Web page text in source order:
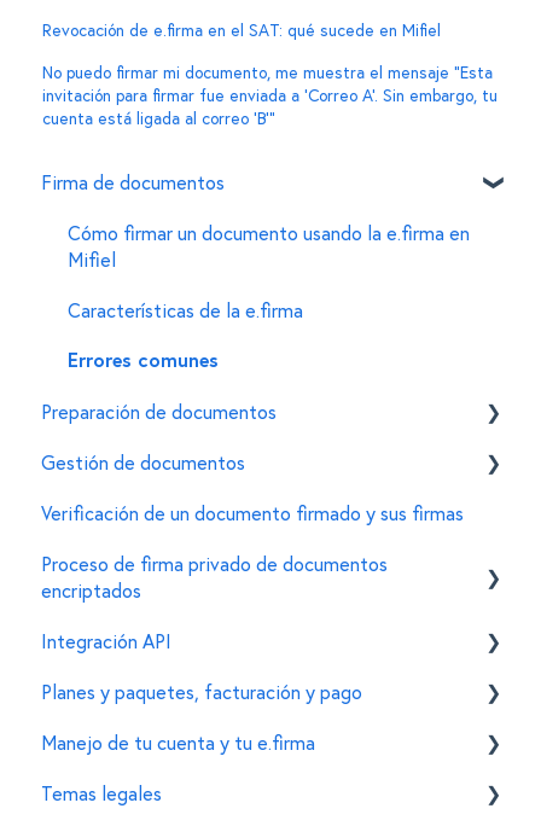
Revocación de e.firma en el SAT: qué sucede en Mifiel
No puedo firmar mi documento, me muestra el mensaje “Esta
invitación para firmar fue enviada a ‘Correo A’. Sin embargo, tu
cuenta está ligada al correo ‘B’”
Firma de documentos
Cómo firmar un documento usando la e.firma en
Mifiel
Características de la e.firma
Errores comunes
Preparación de documentos
Invitar firmantes
Personalizar características de un documento
Gestión de documentos
General
Para administradores de documentos
Verificación de un documento firmado y sus firmas
Proceso de firma privado de documentos
encriptados
Creación de documentos encriptados
Firma de documentos encriptados
Configuración de organizaciones y cuentas
Integración API
General
Personalizaciones en el widget de firma
Funciones adicionales
Planes y paquetes, facturación y pago
Funcionalidades
Esquema de precios
Manejo de tu cuenta y tu e.firma
Tu cuenta de Mifiel
Temas legales